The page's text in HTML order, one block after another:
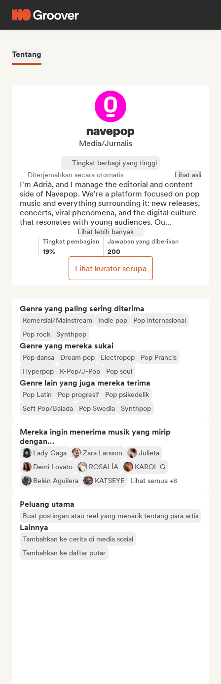
Tentang
Genre yang paling sering diterima
Komersial/Mainstream Indie pop
Pop internasional
Pop rock
Synthpop
Genre yang mereka sukai
Pop dansa Dream pop Electropop
Pop Prancis
Hyperpop
K-Pop/J-Pop Pop soul
Genre lain yang juga mereka terima
Pop Latin Pop progresif
Pop psikedelik
Soft Pop/Balada
Pop Swedia Synthpop
Mereka ingin menerima musik yang mirip
dengan…
Lady Gaga Zara Larsson
Julieta
Demi Lovato
ROSALÍA
KAROL G
Belén Aguilera
KATSEYE Lihat semua +8
Peluang utama
Buat postingan atau reel yang menarik tentang para artis
Lainnya
Tambahkan ke cerita di media sosial
Tambahkan ke daftar putar
navepop
Media/Jurnalis
Tingkat berbagi yang tinggi
Diterjemahkan secara otomatis
Lihat asli
I'm Adrià, and I manage the editorial and content
side of Navepop. We're a platform focused on pop
music and everything surrounding it: new releases,
concerts, viral phenomena, and the digital culture
that resonates with young audiences. Ou...
Lihat lebih banyak
Tingkat pembagian
19%
Jawaban yang diberikan
200
Lihat kurator serupa